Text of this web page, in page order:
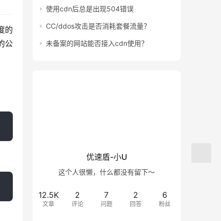
的
公
使用cdn后总是出现504错误
CC/ddos攻击是否消耗套餐流量？
未备案的网站能否接入cdn使用？
优速盾-小U
这个人很懒，什么都没有留下～
12.5K
文章
2
评论
7
问题
2
回答
6
粉丝